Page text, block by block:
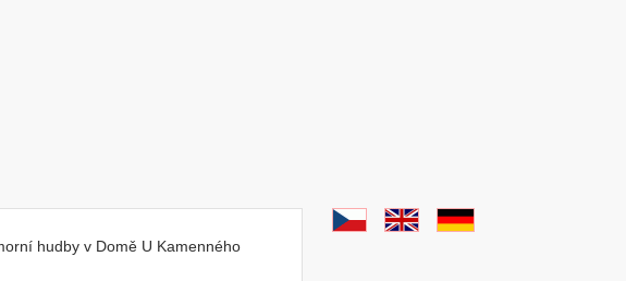
hudby v Domě U Kamenného